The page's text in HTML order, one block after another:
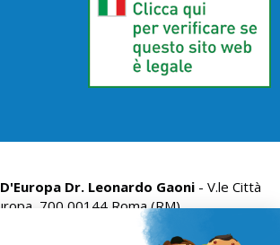
Dr. Leonardo Gaoni - V.le Città
700 00144 Roma (RM)
| P.Iva: 09281581000 |